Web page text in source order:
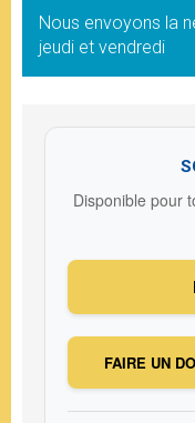
Nous envoyons la
jeudi et vendredi
Disponible pour
FAIRE UN